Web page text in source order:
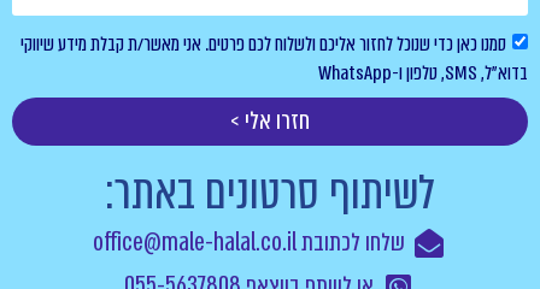
סמנו כאן כדי שנוכל לחזור אליכם ולשלוח לכם פרטים. אני מאשר/ת קבלת מידע שיווקי
בדוא”ל, SMS, טלפון ו-WhatsApp
חזרו אלי >
לשיתוף סרטונים באתר:
שלחו לכתובת office@male-halal.co.il